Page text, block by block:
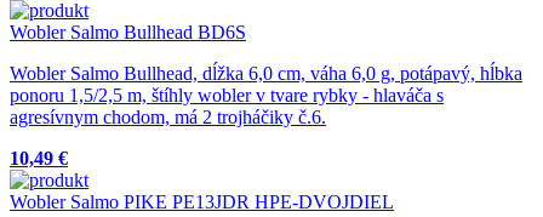
Wobler Salmo Bullhead BD6S
Wobler Salmo Bullhead, dĺžka 6,0 cm, váha 6,0 g, potápavý, hĺbka
ponoru 1,5/2,5 m, štíhly wobler v tvare rybky - hlaváča s
agresívnym chodom, má 2 trojháčiky č.6.
10,49 €
Wobler Salmo PIKE PE13JDR HPE-DVOJDIEL